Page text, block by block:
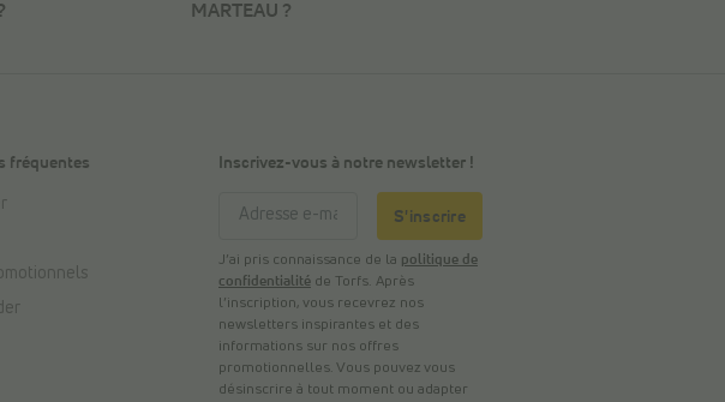
MARTEAU ?
fréquentes Inscrivez-vous à notre newsletter !
S'inscrire
J’ai pris connaissance de la politique de
confidentialité de Torfs. Après
l’inscription, vous recevrez nos
newsletters inspirantes et des
informations sur nos offres
promotionnelles. Vous pouvez vous
désinscrire à tout moment ou adapter